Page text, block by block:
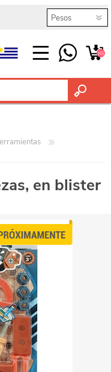
(0)
en blister